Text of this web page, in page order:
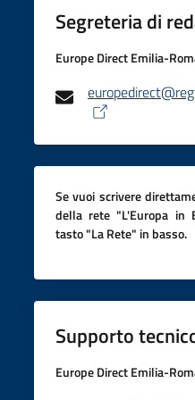
Partecipazione
Contatti
Segreteria di
Europe Direct Emilia-
Se vuoi scrivere
della rete "L'Europa in
tasto "La Rete" in basso.
Supporto
Europe Direct Emilia-